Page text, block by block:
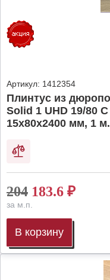
Артикул: 1412354
Плинтус из
Solid 1 UHD 19/80
15х80х2400 мм, 1
204 183.6 ₽
за м.п.
В корзину